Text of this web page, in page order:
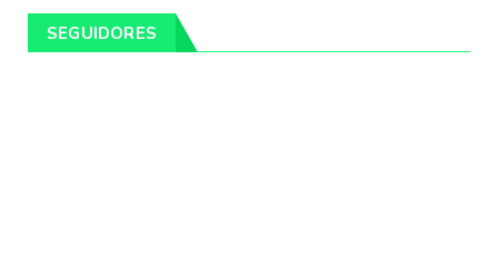
Pintores da Temática Gauchesca - parte
SEGUIDORES